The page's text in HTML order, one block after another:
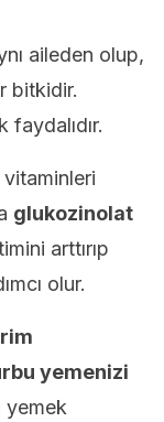
aileden olup,
bitkidir.
glukozinolat
arttırıp
olur.
yemenizi
yemek